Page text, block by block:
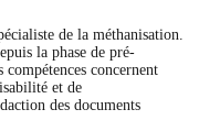
de la méthanisation.
la phase de pré-
concernent
et de
des documents